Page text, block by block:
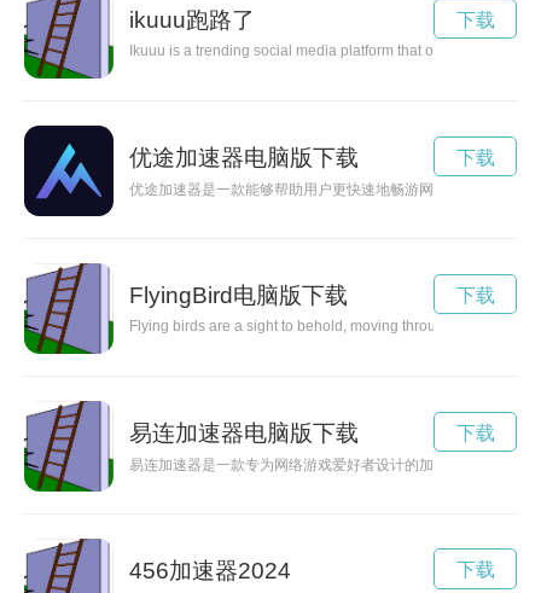
ikuuu跑路了
Ikuuu is a trending social media platform that offers users a
下载
优途加速器电脑版下载
优途加速器是一款能够帮助用户更快速地畅游网络世界的工具
下载
FlyingBird电脑版下载
Flying birds are a sight to behold, moving through the sky
下载
易连加速器电脑版下载
易连加速器是一款专为网络游戏爱好者设计的加速器软件，能
下载
456加速器2024 下载